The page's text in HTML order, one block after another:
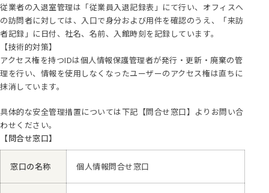
従業者の入退室管理は「従業員入退記録表」にて行い、オフィスへ
の訪問者に対しては、入口で身分および用件を確認のうえ、「来訪
者記録」に日付、社名、名前、入館時刻を記録しています。
【技術的対策】
アクセス権を持つIDは個人情報保護管理者が発行・更新・廃棄の管
理を行い、情報を使用しなくなったユーザーのアクセス権は直ちに
抹消しています。
具体的な安全管理措置については下記【問合せ窓口】よりお問い合
わせください。
【問合せ窓口】
窓口の名称 個人情報問合せ窓口